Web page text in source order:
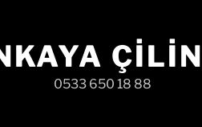
0533 650 18 88